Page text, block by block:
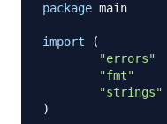
package main
import
(
"errors"
"fmt"
"strings"
)